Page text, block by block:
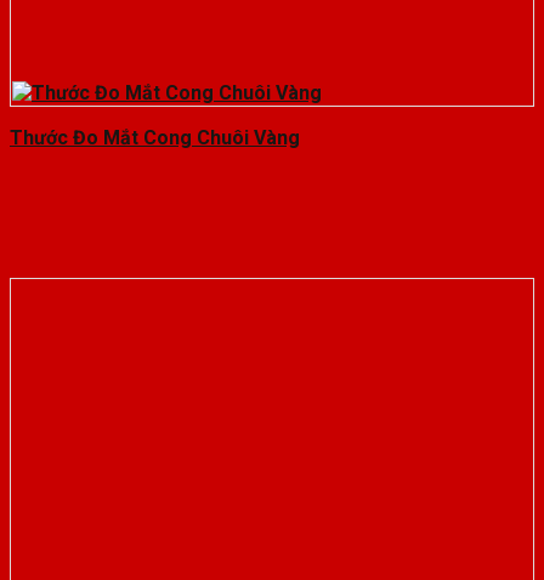
Thước Đo Mắt Cong Chuôi Vàng